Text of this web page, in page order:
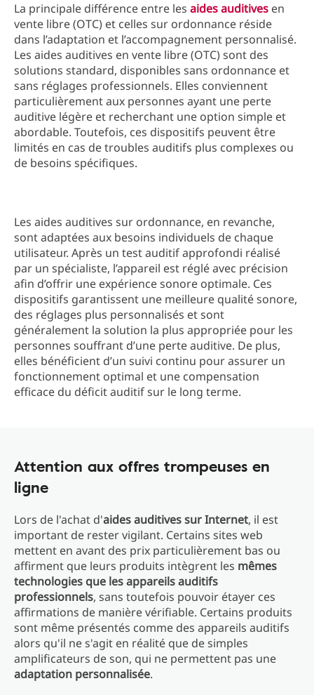
La principale différence entre les aides auditives en
vente libre (OTC) et celles sur ordonnance réside
dans l’adaptation et l’accompagnement personnalisé.
Les aides auditives en vente libre (OTC) sont des
solutions standard, disponibles sans ordonnance et
sans réglages professionnels. Elles conviennent
particulièrement aux personnes ayant une perte
auditive légère et recherchant une option simple et
abordable. Toutefois, ces dispositifs peuvent être
limités en cas de troubles auditifs plus complexes ou
de besoins spécifiques.
Les aides auditives sur ordonnance, en revanche,
sont adaptées aux besoins individuels de chaque
utilisateur. Après un test auditif approfondi réalisé
par un spécialiste, l’appareil est réglé avec précision
afin d’offrir une expérience sonore optimale. Ces
dispositifs garantissent une meilleure qualité sonore,
des réglages plus personnalisés et sont
généralement la solution la plus appropriée pour les
personnes souffrant d’une perte auditive. De plus,
elles bénéficient d’un suivi continu pour assurer un
fonctionnement optimal et une compensation
efficace du déficit auditif sur le long terme.
Attention aux offres trompeuses en
ligne
Lors de l'achat d'aides auditives sur Internet, il est
important de rester vigilant. Certains sites web
mettent en avant des prix particulièrement bas ou
affirment que leurs produits intègrent les mêmes
technologies que les appareils auditifs
professionnels, sans toutefois pouvoir étayer ces
affirmations de manière vérifiable. Certains produits
sont même présentés comme des appareils auditifs
alors qu'il ne s'agit en réalité que de simples
amplificateurs de son, qui ne permettent pas une
adaptation personnalisée.